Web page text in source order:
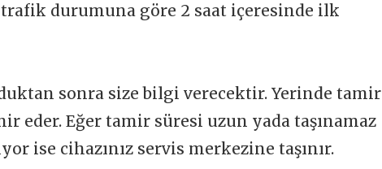
durumuna göre 2 saat içeresinde ilk
sonra size bilgi verecektir. Yerinde tamir
eder. Eğer tamir süresi uzun yada taşınamaz
ise cihazınız servis merkezine taşınır.